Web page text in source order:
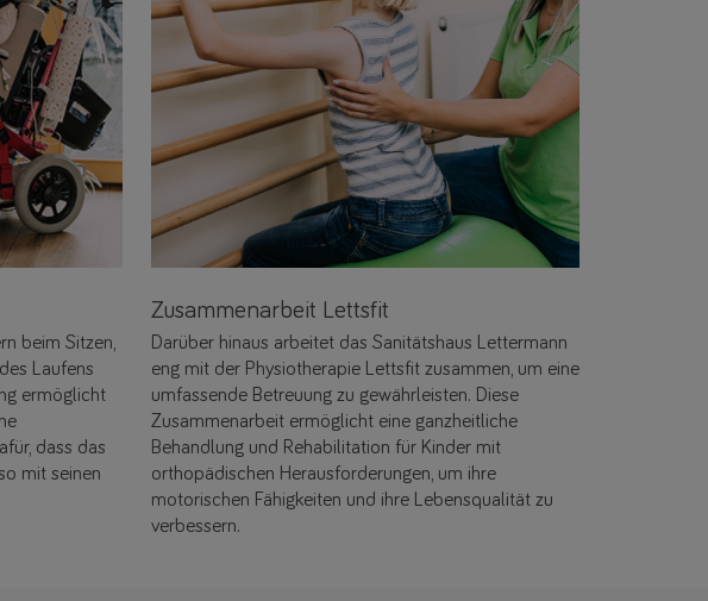
beim Sitzen,
Laufens
ermöglicht
dass das
mit seinen
Zusammenarbeit Lettsfit
Darüber hinaus arbeitet das Sanitätshaus Lettermann
eng mit der Physiotherapie Lettsfit zusammen, um eine
umfassende Betreuung zu gewährleisten. Diese
Zusammenarbeit ermöglicht eine ganzheitliche
Behandlung und Rehabilitation für Kinder mit
orthopädischen Herausforderungen, um ihre
motorischen Fähigkeiten und ihre Lebensqualität zu
verbessern.